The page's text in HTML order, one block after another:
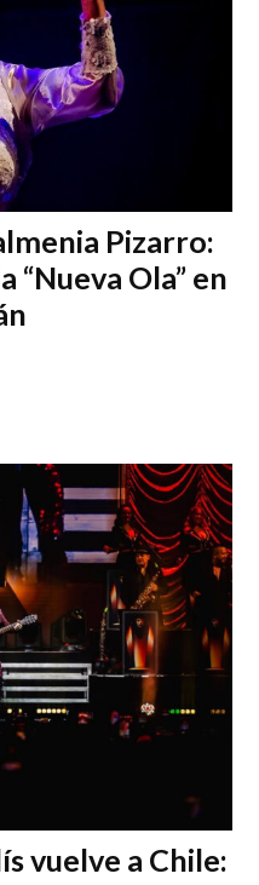
Pizarro:
“Nueva Ola” en
vuelve a Chile: